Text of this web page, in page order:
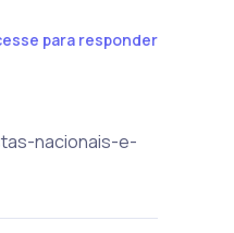
para responder
nacionais-e-